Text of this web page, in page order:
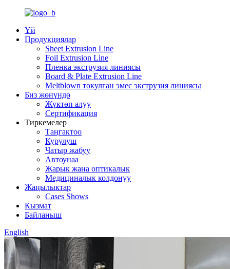
Үй
Продукциялар
Sheet Extrusion Line
Foil Extrusion Line
Пленка экструзия линиясы
Board & Plate Extrusion Line
Meltblown токулган эмес экструзия линиясы
Биз жөнүндө
Жүктөп алуу
Сертификация
Тиркемелер
Таңгактоо
Курулуш
Чатыр жабуу
Автоунаа
Жарык жана оптикалык
Медициналык колдонуу
Жаңылыктар
Cases Shows
Кызмат
Байланыш
English